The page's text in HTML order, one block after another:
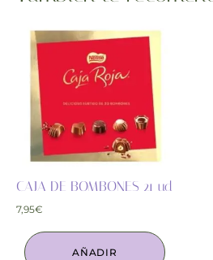
CAJA DE BOMBONES 21 ud
7,95€
AÑADIR